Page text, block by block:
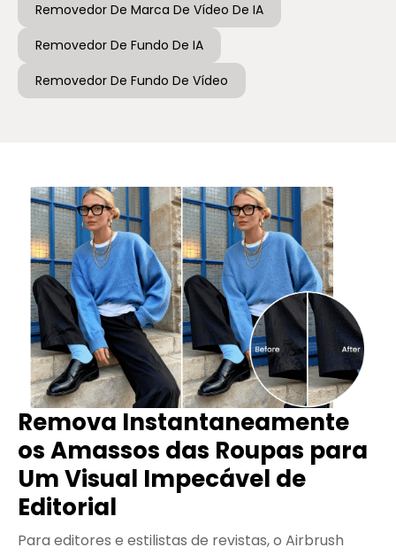
Removedor De Marca De Vídeo De IA
Removedor De Fundo De IA
Removedor De Fundo De Vídeo
Remova Instantaneamente
os Amassos das Roupas para
Um Visual Impecável de
Editorial
Para editores e estilistas de revistas, o Airbrush